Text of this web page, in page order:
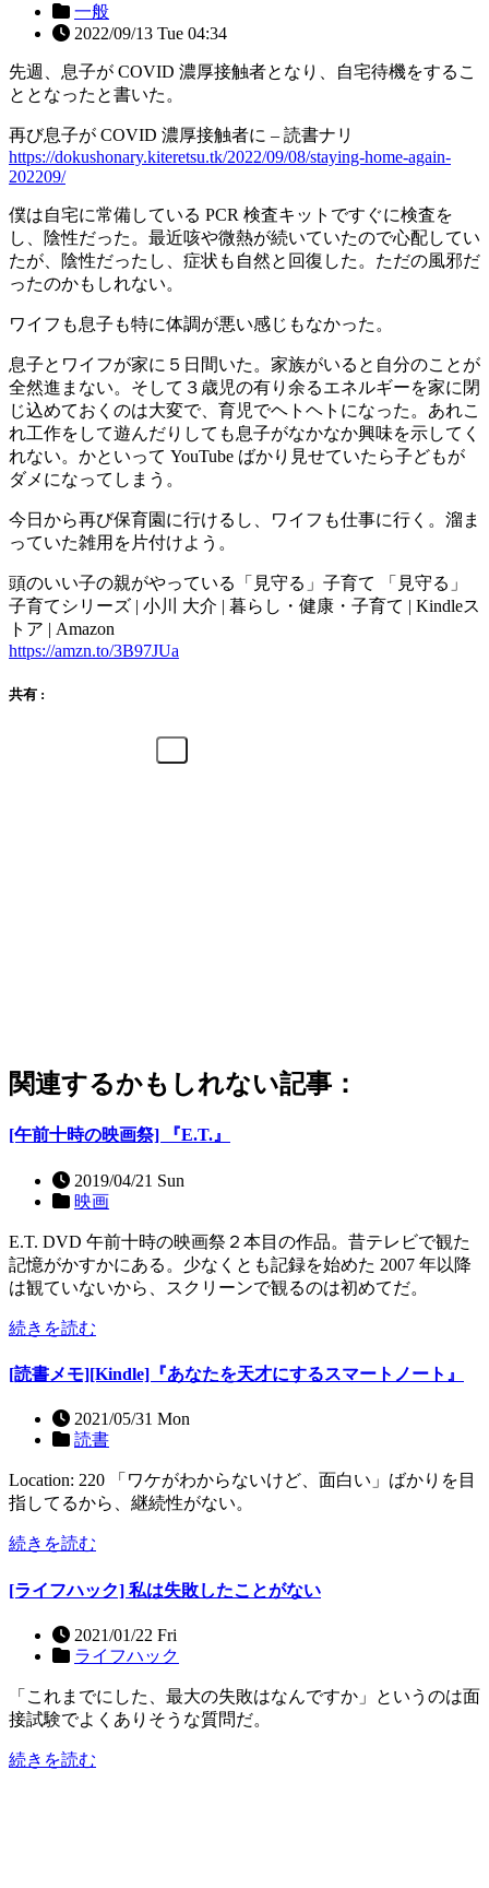
一般
2022/09/13 Tue 04:34
先週、息子が COVID 濃厚接触者となり、自宅待機をするこ
ととなったと書いた。
再び息子が COVID 濃厚接触者に – 読書ナリ
https://dokushonary.kiteretsu.tk/2022/09/08/staying-home-again-
202209/
僕は自宅に常備している PCR 検査キットですぐに検査を
し、陰性だった。最近咳や微熱が続いていたので心配してい
たが、陰性だったし、症状も自然と回復した。ただの風邪だ
ったのかもしれない。
ワイフも息子も特に体調が悪い感じもなかった。
息子とワイフが家に５日間いた。家族がいると自分のことが
全然進まない。そして３歳児の有り余るエネルギーを家に閉
じ込めておくのは大変で、育児でヘトヘトになった。あれこ
れ工作をして遊んだりしても息子がなかなか興味を示してく
れない。かといって YouTube ばかり見せていたら子どもが
ダメになってしまう。
今日から再び保育園に行けるし、ワイフも仕事に行く。溜ま
っていた雑用を片付けよう。
頭のいい子の親がやっている「見守る」子育て 「見守る」
子育てシリーズ | 小川 大介 | 暮らし・健康・子育て | Kindleス
トア | Amazon
https://amzn.to/3B97JUa
共有 :
関連するかもしれない記事：
[午前十時の映画祭] 『E.T.』
2019/04/21 Sun
映画
E.T. DVD 午前十時の映画祭２本目の作品。昔テレビで観た
記憶がかすかにある。少なくとも記録を始めた 2007 年以降
は観ていないから、スクリーンで観るのは初めてだ。
続きを読む
[読書メモ][Kindle]『あなたを天才にするスマートノート』
2021/05/31 Mon
読書
Location: 220 「ワケがわからないけど、面白い」ばかりを目
指してるから、継続性がない。
続きを読む
[ライフハック] 私は失敗したことがない
2021/01/22 Fri
ライフハック
「これまでにした、最大の失敗はなんですか」というのは面
接試験でよくありそうな質問だ。
続きを読む